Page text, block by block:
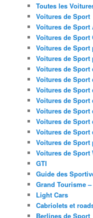
Toutes les
Voitures de Sport
Voitures de Sport
Voitures de Sport
Voitures de Sport
Voitures de Sport
Voitures de Sport
Voitures de Sport
Voitures de Sport
Voitures de Sport
Voitures de Sport
Voitures de Sport
Voitures de Sport
Voitures de Sport
Voitures de Sport
GTI
Guide des
Grand Tourisme –
Light Cars
Cabriolets et
Berlines de Sport